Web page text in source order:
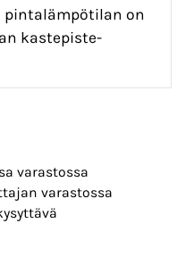
pintalämpötilan on
kastepiste-
varastossa
varastossa